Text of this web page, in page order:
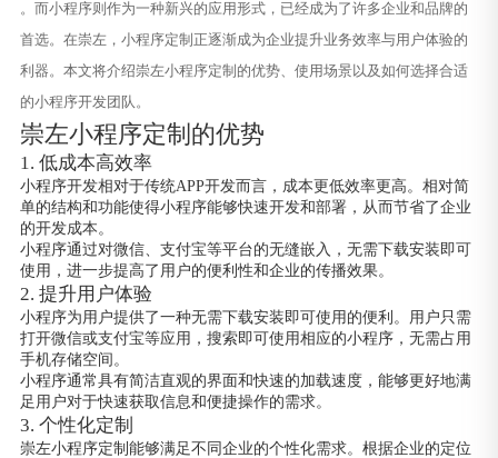
。而小程序则作为一种新兴的应用形式，已经成为了许多企业和品牌的
首选。在崇左，小程序定制正逐渐成为企业提升业务效率与用户体验的
利器。本文将介绍崇左小程序定制的优势、使用场景以及如何选择合适
的小程序开发团队。
崇左小程序定制的优势
1. 低成本高效率
小程序开发相对于传统APP开发而言，成本更低效率更高。相对简
单的结构和功能使得小程序能够快速开发和部署，从而节省了企业
的开发成本。
小程序通过对微信、支付宝等平台的无缝嵌入，无需下载安装即可
使用，进一步提高了用户的便利性和企业的传播效果。
2. 提升用户体验
小程序为用户提供了一种无需下载安装即可使用的便利。用户只需
打开微信或支付宝等应用，搜索即可使用相应的小程序，无需占用
手机存储空间。
小程序通常具有简洁直观的界面和快速的加载速度，能够更好地满
足用户对于快速获取信息和便捷操作的需求。
3. 个性化定制
崇左小程序定制能够满足不同企业的个性化需求。根据企业的定位